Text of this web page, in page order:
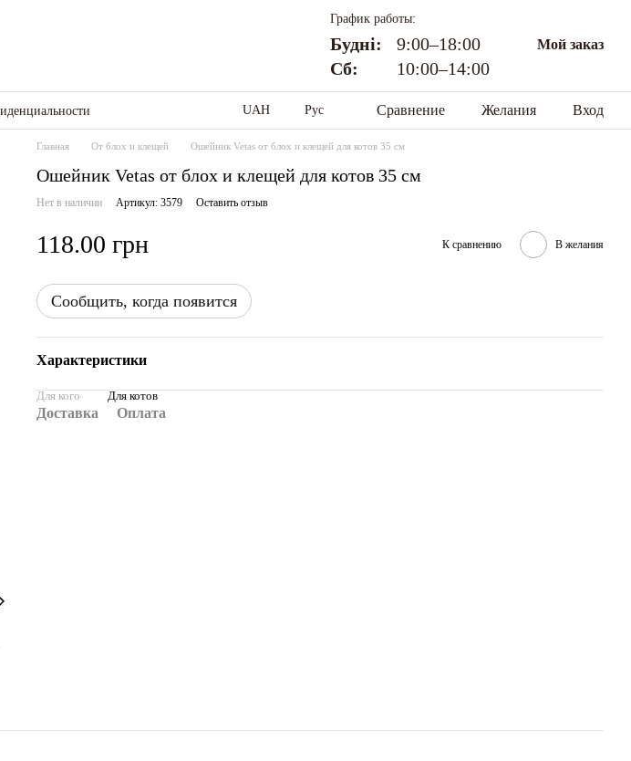
График работы:
Будні:
9:00–18:00
Сб:
10:00–14:00
Мой заказ
UAH Рус Сравнение Желания Вход
Главная От блох и клещей Ошейник Vetas от блох и клещей для котов 35 см
Ошейник Vetas от блох и клещей для котов 35 см
Нет в наличии Артикул: 3579 Оставить отзыв
118.00 грн К сравнению В желания
Сообщить, когда появится
Характеристики
Для кого Для котов
Доставка Оплата